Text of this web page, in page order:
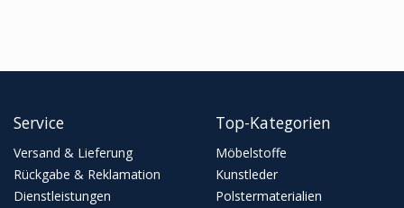
Service
Versand & Lieferung
Rückgabe & Reklamation
Dienstleistungen
Top-Kategorien
Möbelstoffe
Kunstleder
Polstermaterialien